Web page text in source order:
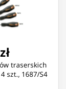
traserskich
szt., 1687/S4